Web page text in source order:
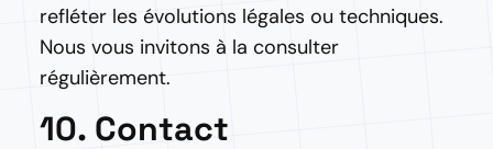
refléter les évolutions légales ou techniques.
Nous vous invitons à la consulter
régulièrement.
10. Contact